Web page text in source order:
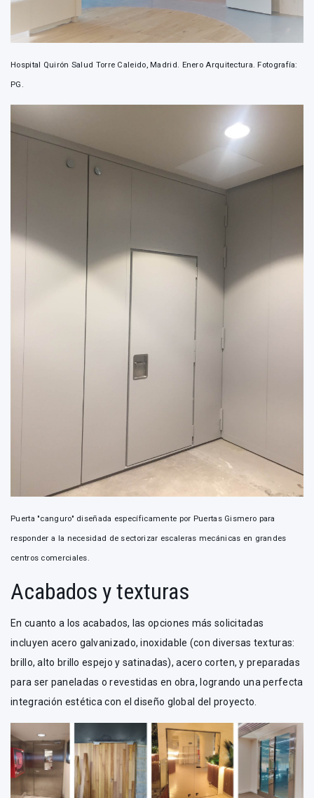
Hospital Quirón Salud Torre Caleido, Madrid. Enero Arquitectura. Fotografía:
PG.
Puerta "canguro" diseñada específicamente por Puertas Gismero para
responder a la necesidad de sectorizar escaleras mecánicas en grandes
centros comerciales.
Acabados y texturas
En cuanto a los acabados, las opciones más solicitadas
incluyen acero galvanizado, inoxidable (con diversas texturas:
brillo, alto brillo espejo y satinadas), acero corten, y preparadas
para ser paneladas o revestidas en obra, logrando una perfecta
integración estética con el diseño global del proyecto.